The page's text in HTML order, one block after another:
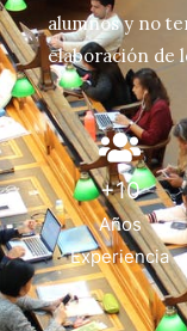
alumnos y no
elaboración de
+10
Años
Experiencia